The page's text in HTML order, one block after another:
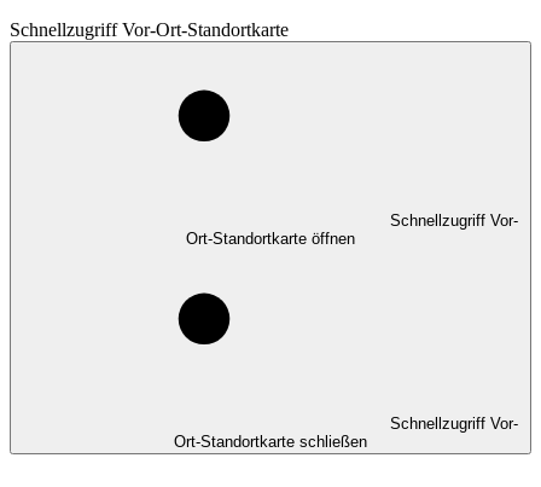
Schnellzugriff Vor-Ort-Standortkarte
Schnellzugriff Vor-
Ort-Standortkarte öffnen
Schnellzugriff Vor-
Ort-Standortkarte schließen